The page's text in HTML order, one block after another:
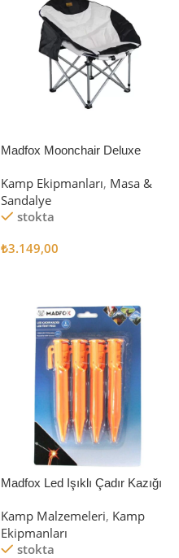
Madfox Moonchair Deluxe
Siyah/Gri
Kamp Ekipmanları, Masa &
Sandalye
stokta
₺3.149,00
Madfox Led Işıklı Çadır Kazığı
Kamp Malzemeleri, Kamp
Ekipmanları
stokta